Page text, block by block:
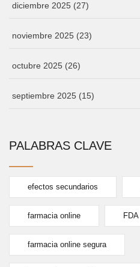
diciembre 2025 (27)
noviembre 2025 (23)
octubre 2025 (26)
septiembre 2025 (15)
PALABRAS CLAVE
efectos secundarios
farmacia online FDA
farmacia online segura